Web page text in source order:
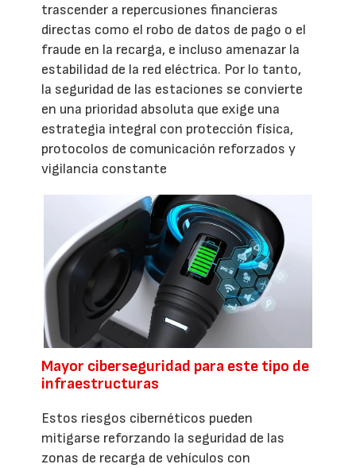
trascender a repercusiones financieras
directas como el robo de datos de pago o el
fraude en la recarga, e incluso amenazar la
estabilidad de la red eléctrica. Por lo tanto,
la seguridad de las estaciones se convierte
en una prioridad absoluta que exige una
estrategia integral con protección física,
protocolos de comunicación reforzados y
vigilancia constante
Mayor ciberseguridad para este tipo de
infraestructuras
Estos riesgos cibernéticos pueden
mitigarse reforzando la seguridad de las
zonas de recarga de vehículos con